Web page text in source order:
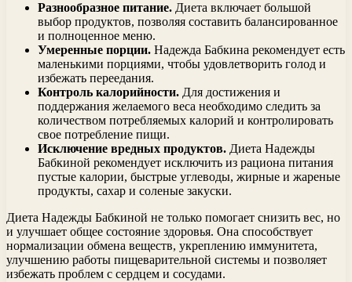
Разнообразное питание. Диета включает большой
выбор продуктов, позволяя составить балансированное
и полноценное меню.
Умеренные порции. Надежда Бабкина рекомендует есть
маленькими порциями, чтобы удовлетворить голод и
избежать переедания.
Контроль калорийности. Для достижения и
поддержания желаемого веса необходимо следить за
количеством потребляемых калорий и контролировать
свое потребление пищи.
Исключение вредных продуктов. Диета Надежды
Бабкиной рекомендует исключить из рациона питания
пустые калории, быстрые углеводы, жирные и жареные
продукты, сахар и соленые закуски.
Диета Надежды Бабкиной не только помогает снизить вес, но
и улучшает общее состояние здоровья. Она способствует
нормализации обмена веществ, укреплению иммунитета,
улучшению работы пищеварительной системы и позволяет
избежать проблем с сердцем и сосудами.